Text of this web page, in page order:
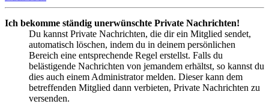
Ich bekomme ständig unerwünschte Private Nachrichten!
Du kannst Private Nachrichten, die dir ein Mitglied sendet,
automatisch löschen, indem du in deinem persönlichen
Bereich eine entsprechende Regel erstellst. Falls du
belästigende Nachrichten von jemandem erhältst, so kannst du
dies auch einem Administrator melden. Dieser kann dem
betreffenden Mitglied dann verbieten, Private Nachrichten zu
versenden.